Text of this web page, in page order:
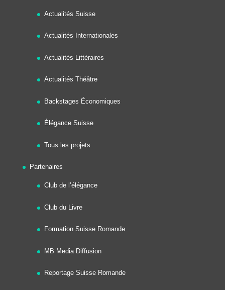
Actualités Suisse
Actualités Internationales
Actualités Littéraires
Actualités Théâtre
Backstages Économiques
Élégance Suisse
Tous les projets
Partenaires
Club de l’élégance
Club du Livre
Formation Suisse Romande
MB Media Diffusion
Reportage Suisse Romande